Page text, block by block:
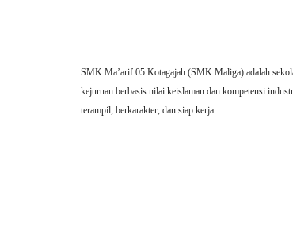
SMK Ma’arif 05 Kotagajah (SMK Maliga) adalah
kejuruan berbasis nilai keislaman dan kompetensi
terampil, berkarakter, dan siap kerja.